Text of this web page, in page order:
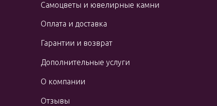
Самоцветы и ювелирные камни
Оплата и доставка
Гарантии и возврат
Дополнительные услуги
О компании
Отзывы